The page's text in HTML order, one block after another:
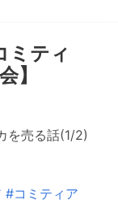
ミティ
】
を売る話(1/2)
#コミティア